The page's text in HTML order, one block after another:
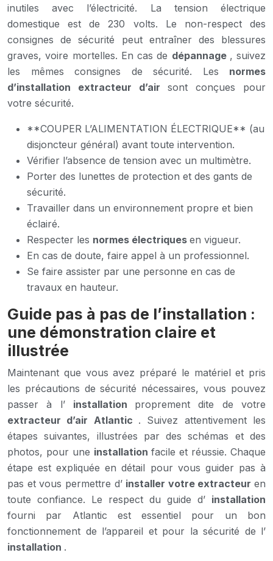
inutiles avec l’électricité. La tension électrique
domestique est de 230 volts. Le non-respect des
consignes de sécurité peut entraîner des blessures
graves, voire mortelles. En cas de dépannage , suivez
les mêmes consignes de sécurité. Les normes
d’installation extracteur d’air sont conçues pour
votre sécurité.
**COUPER L’ALIMENTATION ÉLECTRIQUE** (au
disjoncteur général) avant toute intervention.
Vérifier l’absence de tension avec un multimètre.
Porter des lunettes de protection et des gants de
sécurité.
Travailler dans un environnement propre et bien
éclairé.
Respecter les normes électriques en vigueur.
En cas de doute, faire appel à un professionnel.
Se faire assister par une personne en cas de
travaux en hauteur.
Guide pas à pas de l’installation :
une démonstration claire et
illustrée
Maintenant que vous avez préparé le matériel et pris
les précautions de sécurité nécessaires, vous pouvez
passer à l’ installation proprement dite de votre
extracteur d’air Atlantic . Suivez attentivement les
étapes suivantes, illustrées par des schémas et des
photos, pour une installation facile et réussie. Chaque
étape est expliquée en détail pour vous guider pas à
pas et vous permettre d’ installer votre extracteur en
toute confiance. Le respect du guide d’ installation
fourni par Atlantic est essentiel pour un bon
fonctionnement de l’appareil et pour la sécurité de l’
installation .